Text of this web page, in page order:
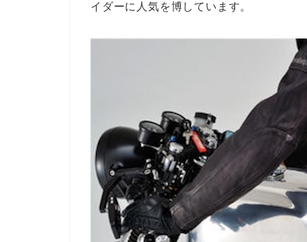
イダーに人気を博しています。